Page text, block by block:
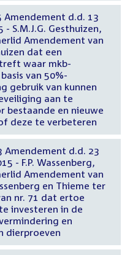
Amendement d.d. 13
S.M.J.G. Gesthuizen,
Amendement van
dat een
waar mkb-
gebruik van kunnen
aan te
bestaande en nieuwe
deze te verbeteren
Amendement d.d. 23
- F.P. Wassenberg,
Amendement van
en Thieme ter
nr. 71 dat ertoe
investeren in de
en
dierproeven